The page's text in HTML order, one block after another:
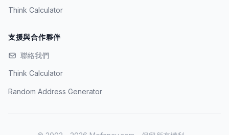
Think Calculator
支援與合作夥伴
聯絡我們
Think Calculator
Random Address Generator